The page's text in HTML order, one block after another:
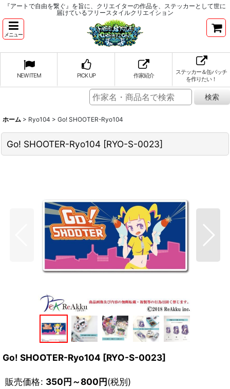
『アートで自由を繋ぐ』を旨に、クリエイターの作品を、ステッカーとして世に
届けているフリースタイルクリエイション
メニュー
NEW ITEM PICK UP 作家紹介
ステッカー＆缶バッチ
を作りたい！
ホーム > Ryo104 > Go! SHOOTER-Ryo104
Go! SHOOTER-Ryo104 [RYO-S-0023]
Go! SHOOTER-Ryo104 [RYO-S-0023]
販売価格: 350円～800円(税別)